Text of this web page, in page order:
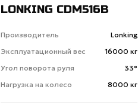
LONKING CDM516B
Производитель
Lonking
Эксплуатационный вес
16000 кг
Угол поворота руля
33°
Нагрузка на колесо
8000 кг